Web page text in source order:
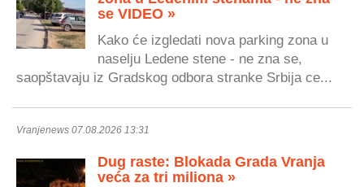
se VIDEO »
Kako će izgledati nova parking zona u
naselju Ledene stene - ne zna se,
saopštavaju iz Gradskog odbora stranke Srbija ce...
Vranjenews 07.08.2026 13:31
Dug raste: Blokada Grada Vranja
veća za tri miliona »